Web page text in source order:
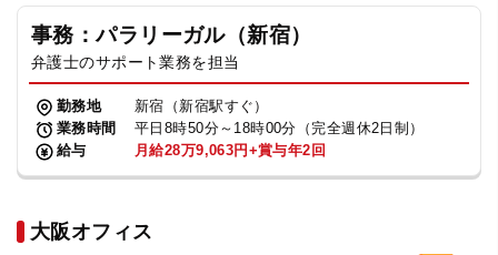
事務：パラリーガル（新宿）
弁護士のサポート業務を担当
勤務地
新宿（新宿駅すぐ）
業務時間
平日8時50分～18時00分（完全週休2日制）
給与
月給28万9,063円+賞与年2回
大阪オフィス